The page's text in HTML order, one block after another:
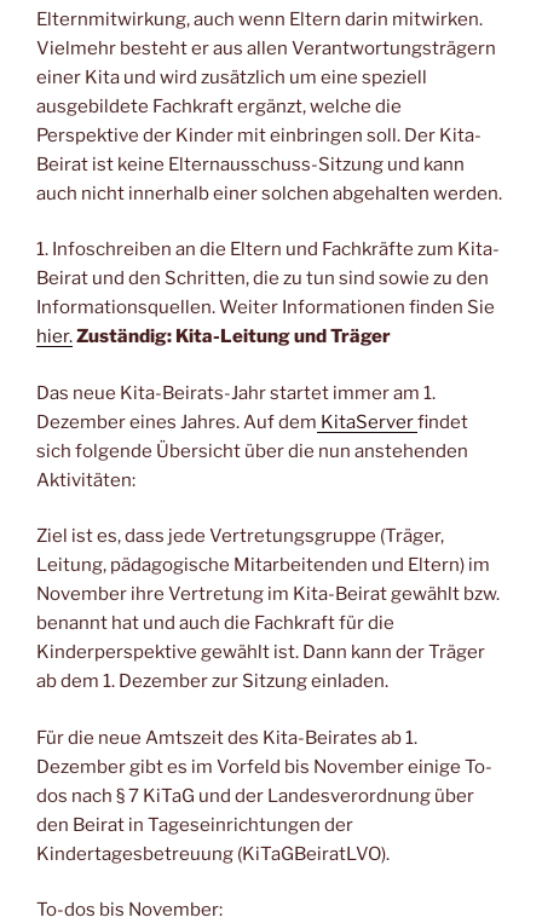
Elternmitwirkung, auch wenn Eltern darin mitwirken.
Vielmehr besteht er aus allen Verantwortungsträgern
einer Kita und wird zusätzlich um eine speziell
ausgebildete Fachkraft ergänzt, welche die
Perspektive der Kinder mit einbringen soll. Der Kita-
Beirat ist keine Elternausschuss-Sitzung und kann
auch nicht innerhalb einer solchen abgehalten werden.
1. Infoschreiben an die Eltern und Fachkräfte zum Kita-
Beirat und den Schritten, die zu tun sind sowie zu den
Informationsquellen. Weiter Informationen finden Sie
hier.Zuständig: Kita-Leitung und Träger
Das neue Kita-Beirats-Jahr startet immer am 1.
Dezember eines Jahres. Auf dem KitaServerfindet
sich folgende Übersicht über die nun anstehenden
Aktivitäten:
Ziel ist es, dass jede Vertretungsgruppe (Träger,
Leitung, pädagogische Mitarbeitenden und Eltern) im
November ihre Vertretung im Kita-Beirat gewählt bzw.
benannt hat und auch die Fachkraft für die
Kinderperspektive gewählt ist. Dann kann der Träger
ab dem 1. Dezember zur Sitzung einladen.
Für die neue Amtszeit des Kita-Beirates ab 1.
Dezember gibt es im Vorfeld bis November einige To-
dos nach § 7 KiTaG und der Landesverordnung über
den Beirat in Tageseinrichtungen der
Kindertagesbetreuung (KiTaGBeiratLVO).
To-dos bis November: